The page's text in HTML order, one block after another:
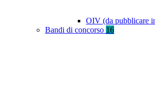
OIV (da pubblicare
Bandi di concorso 16